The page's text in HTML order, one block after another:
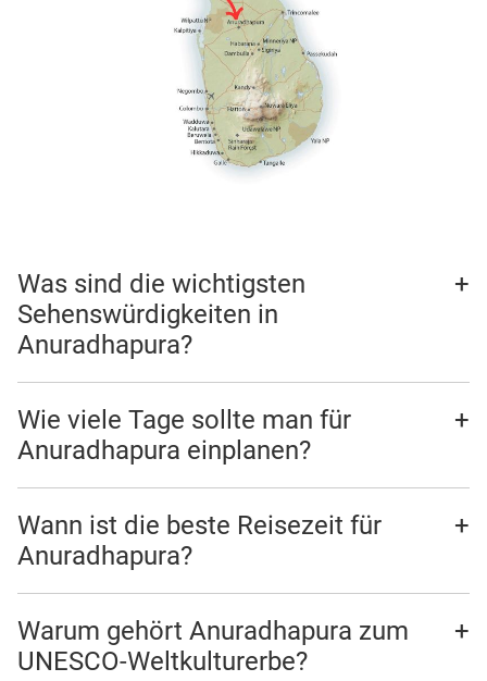
Was sind die wichtigsten
Sehenswürdigkeiten in
Anuradhapura?
Wie viele Tage sollte man für
Anuradhapura einplanen?
Wann ist die beste Reisezeit für
Anuradhapura?
Warum gehört Anuradhapura zum
UNESCO-Weltkulturerbe?